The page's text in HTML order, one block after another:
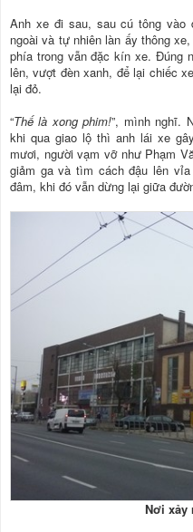
Anh xe đi sau, sau cú tông
ngoài và tự nhiên làn ấy thông
phía trong vẫn đặc kín xe. Ðúng
lên, vượt đèn xanh, để lại chiếc
lại đỏ.
“Thế là xong phim!”, mình nghĩ.
khi qua giao lộ thì anh lái xe
mươi, người vạm vỡ như Phạm
giảm ga và tìm cách đậu lên
đâm, khi đó vẫn dừng lại giữa
Nơi xảy